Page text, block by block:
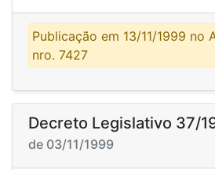
Publicação em 13/11/1999 no
nro. 7427
Decreto Legislativo 37/
de 03/11/1999